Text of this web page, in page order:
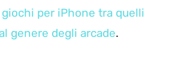
per iPhone tra quelli
genere degli arcade.